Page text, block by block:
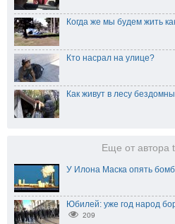
Когда же мы будем жить
Кто насрал на улице?
Как живут в лесу
Еще от автора
У Илона Маска опять
Юбилей: уже год народ
209